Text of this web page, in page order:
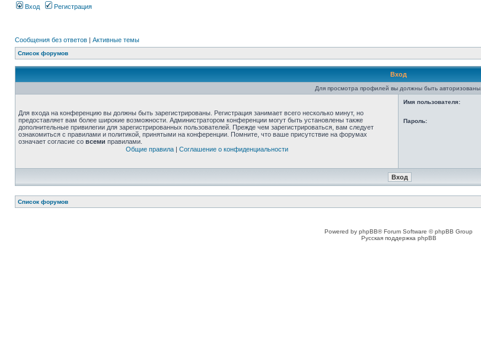
Вход Регистрация
Сообщения без ответов | Активные темы
Список форумов
Вход
Для просмотра профилей вы должны быть авторизованы.
Для входа на конференцию вы должны быть зарегистрированы. Регистрация занимает всего несколько минут, но
предоставляет вам более широкие возможности. Администратором конференции могут быть установлены также
дополнительные привилегии для зарегистрированных пользователей. Прежде чем зарегистрироваться, вам следует
ознакомиться с правилами и политикой, принятыми на конференции. Помните, что ваше присутствие на форумах
означает согласие со всеми правилами.
Общие правила| Соглашение о конфиденциальности
Имя пользователя:
Пароль:
Список форумов
Powered by phpBB® Forum Software © phpBB Group
Русская поддержка phpBB